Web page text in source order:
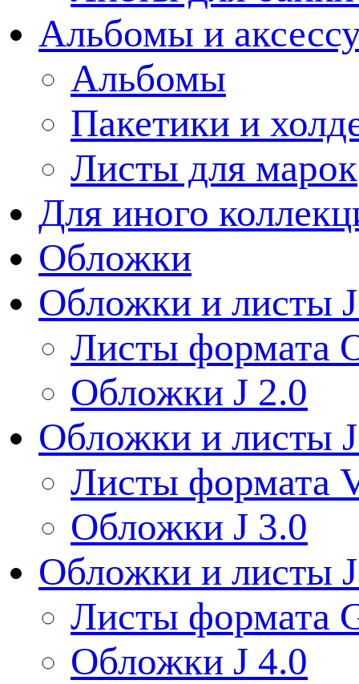
Альбомы и
Альбомы
Пакетики и
Листы для марок
Для иного
Обложки
Обложки и листы
Листы формата
Обложки J 2.0
Обложки и листы
Листы формата
Обложки J 3.0
Обложки и листы
Листы формата
Обложки J 4.0